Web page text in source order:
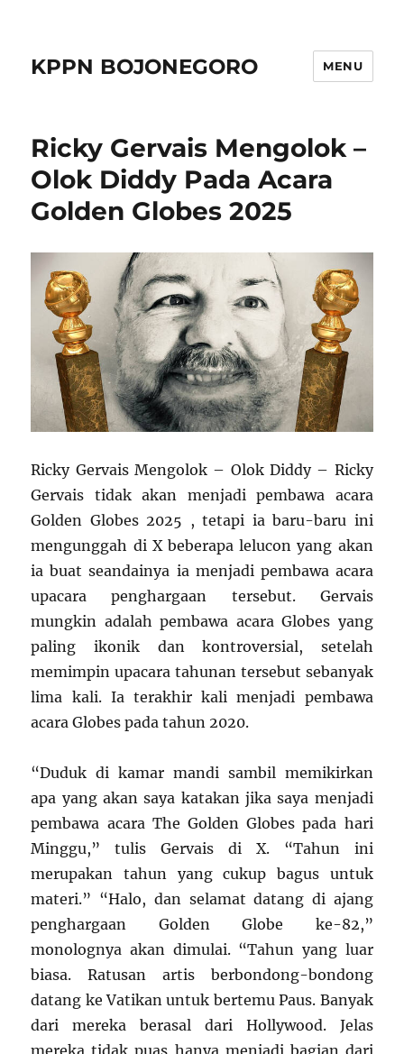
KPPN BOJONEGORO MENU
Ricky Gervais Mengolok –
Olok Diddy Pada Acara
Golden Globes 2025
Ricky Gervais Mengolok – Olok Diddy – Ricky
Gervais tidak akan menjadi pembawa acara
Golden Globes 2025 , tetapi ia baru-baru ini
mengunggah di X beberapa lelucon yang akan
ia buat seandainya ia menjadi pembawa acara
upacara penghargaan tersebut. Gervais
mungkin adalah pembawa acara Globes yang
paling ikonik dan kontroversial, setelah
memimpin upacara tahunan tersebut sebanyak
lima kali. Ia terakhir kali menjadi pembawa
acara Globes pada tahun 2020.
“Duduk di kamar mandi sambil memikirkan
apa yang akan saya katakan jika saya menjadi
pembawa acara The Golden Globes pada hari
Minggu,” tulis Gervais di X. “Tahun ini
merupakan tahun yang cukup bagus untuk
materi.” “Halo, dan selamat datang di ajang
penghargaan Golden Globe ke-82,”
monolognya akan dimulai. “Tahun yang luar
biasa. Ratusan artis berbondong-bondong
datang ke Vatikan untuk bertemu Paus. Banyak
dari mereka berasal dari Hollywood. Jelas
mereka tidak puas hanya menjadi bagian dari